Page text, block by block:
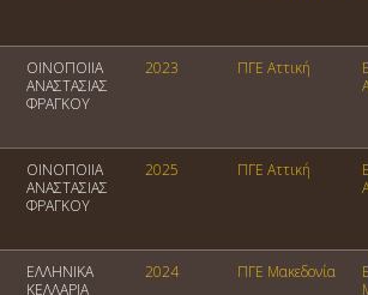
ΟΙΝΟΠΟΙΙΑ
ΑΝΑΣΤΑΣΙΑΣ
ΦΡΑΓΚΟΥ
2023 ΠΓΕ Αττική
ΟΙΝΟΠΟΙΙΑ
ΑΝΑΣΤΑΣΙΑΣ
ΦΡΑΓΚΟΥ
2025 ΠΓΕ Αττική
ΕΛΛΗΝΙΚΑ
ΚΕΛΛΑΡΙΑ
2024 ΠΓΕ Μακεδονία